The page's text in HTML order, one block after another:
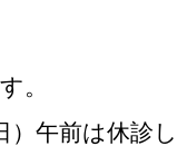
。
）午前は休診